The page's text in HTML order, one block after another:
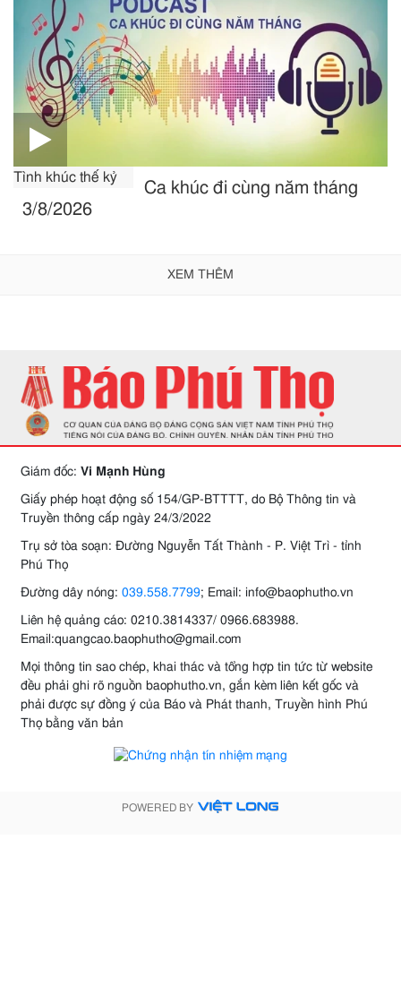
Tình khúc thế kỷ
Ca khúc đi cùng năm tháng
3/8/2026
XEM THÊM
Giám đốc: Vi Mạnh Hùng
Giấy phép hoạt động số 154/GP-BTTTT, do Bộ Thông tin và
Truyền thông cấp ngày 24/3/2022
Trụ sở tòa soạn: Đường Nguyễn Tất Thành - P. Việt Trì - tỉnh
Phú Thọ
Đường dây nóng: 039.558.7799; Email: info@baophutho.vn
Liên hệ quảng cáo: 0210.3814337/ 0966.683988.
Email:quangcao.baophutho@gmail.com
Mọi thông tin sao chép, khai thác và tổng hợp tin tức từ website
đều phải ghi rõ nguồn baophutho.vn, gắn kèm liên kết gốc và
phải được sự đồng ý của Báo và Phát thanh, Truyền hình Phú
Thọ bằng văn bản
POWERED BY